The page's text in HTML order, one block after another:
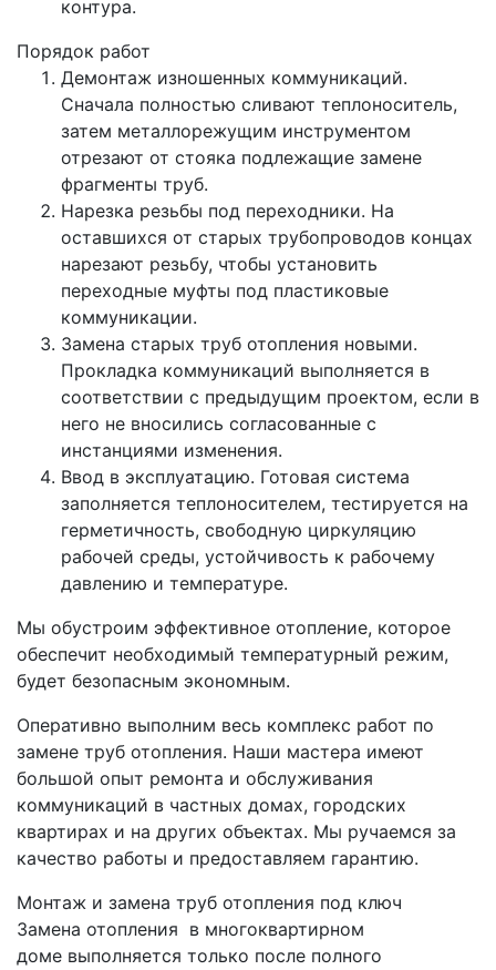
контура.
Порядок работ
Демонтаж изношенных коммуникаций.
Сначала полностью сливают теплоноситель,
затем металлорежущим инструментом
отрезают от стояка подлежащие замене
фрагменты труб.
Нарезка резьбы под переходники. На
оставшихся от старых трубопроводов концах
нарезают резьбу, чтобы установить
переходные муфты под пластиковые
коммуникации.
Замена старых труб отопления новыми.
Прокладка коммуникаций выполняется в
соответствии с предыдущим проектом, если в
него не вносились согласованные с
инстанциями изменения.
Ввод в эксплуатацию. Готовая система
заполняется теплоносителем, тестируется на
герметичность, свободную циркуляцию
рабочей среды, устойчивость к рабочему
давлению и температуре.
Мы обустроим эффективное отопление, которое
обеспечит необходимый температурный режим,
будет безопасным экономным.
Оперативно выполним весь комплекс работ по
замене труб отопления. Наши мастера имеют
большой опыт ремонта и обслуживания
коммуникаций в частных домах, городских
квартирах и на других объектах. Мы ручаемся за
качество работы и предоставляем гарантию.
Монтаж и замена труб отопления под ключ
Замена отопления в многоквартирном
доме выполняется только после полного